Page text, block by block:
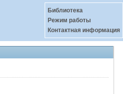
Библиотека
Режим работы
Контактная информация